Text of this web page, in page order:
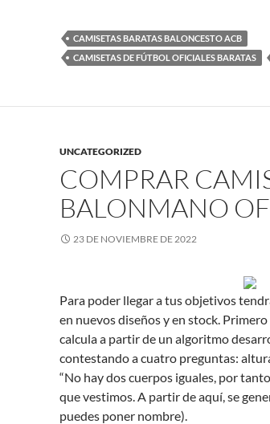
CAMISETAS BARATAS BALONCESTO ACB
CAMISETAS DE FÚTBOL OFICIALES BARATAS
UNCATEGORIZED
COMPRAR
BALONMANO
23 DE NOVIEMBRE DE 2022
Para poder llegar a tus objetivos
en nuevos diseños y en stock. Primero
calcula a partir de un algoritmo
contestando a cuatro preguntas:
“No hay dos cuerpos iguales, por
que vestimos. A partir de aquí, se
puedes poner nombre).